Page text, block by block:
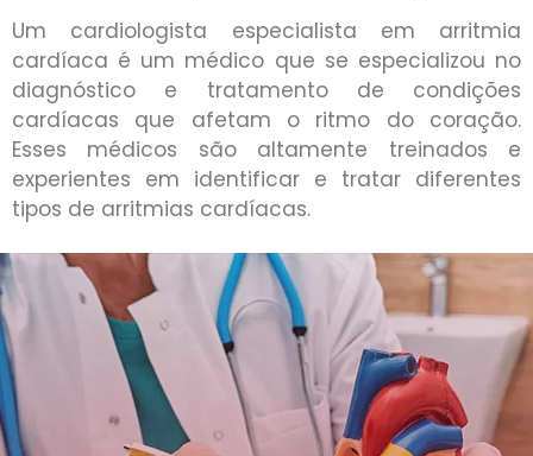
Um cardiologista especialista em arritmia
cardíaca é um médico que se especializou no
diagnóstico e tratamento de condições
cardíacas que afetam o ritmo do coração.
Esses médicos são altamente treinados e
experientes em identificar e tratar diferentes
tipos de arritmias cardíacas.